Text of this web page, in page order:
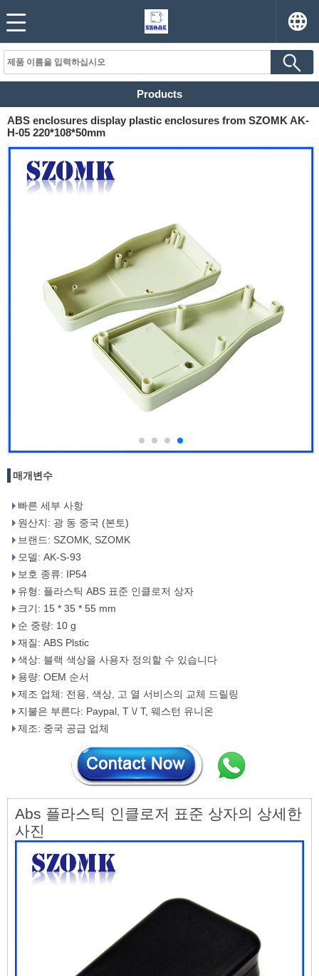
Products
ABS enclosures display plastic enclosures from SZOMK AK-
H-05 220*108*50mm
매개변수
빠른 세부 사항
원산지: 광 동 중국 (본토)
브랜드: SZOMK, SZOMK
모델: AK-S-93
보호 종류: IP54
유형: 플라스틱 ABS 표준 인클로저 상자
크기: 15 * 35 * 55 mm
순 중량: 10 g
재질: ABS Plstic
색상: 블랙 색상을 사용자 정의할 수 있습니다
용량: OEM 순서
제조 업체: 전용, 색상, 고 열 서비스의 교체 드릴링
지불은 부른다: Paypal, T \/ T, 웨스턴 유니온
제조: 중국 공급 업체
Abs 플라스틱 인클로저 표준 상자의 상세한
사진